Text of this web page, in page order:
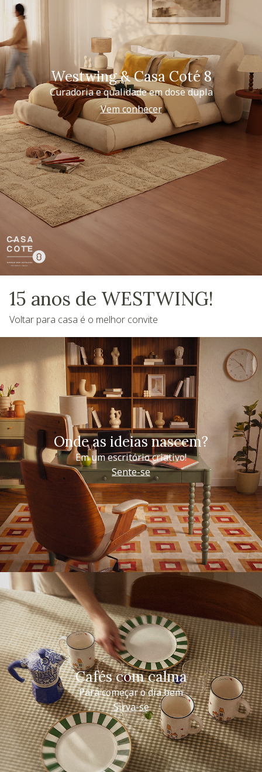
Westwing & Casa Coté 8
Curadoria e qualidade em dose dupla
Vem conhecer
15 anos de WESTWING!
Voltar para casa é o melhor convite
Onde as ideias nascem?
Em um escritório criativo!
Sente-se
Cafés com calma
Para começar o dia bem
Sirva-se